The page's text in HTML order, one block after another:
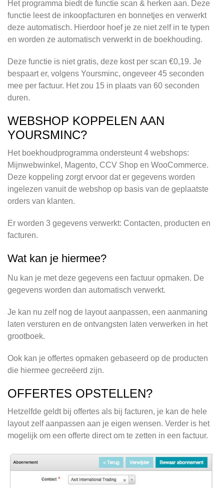
Het programma biedt de functie scan & herken aan. Deze
functie leest de inkoopfacturen en bonnetjes en verwerkt
deze automatisch. Hierdoor hoef je ze niet zelf in te typen
en worden ze automatisch verwerkt in de boekhouding.
Deze functie is niet gratis, deze kost per scan €0,19. Je
bespaart er, volgens Yoursminc, ongeveer 45 seconden
mee per factuur. Het zou 15 in plaats van 60 seconden
duren.
WEBSHOP KOPPELEN AAN
YOURSMINC?
Het boekhoudprogramma ondersteunt 4 webshops:
Mijnwebwinkel, Magento, CCV Shop en WooCommerce.
Deze koppeling zorgt ervoor dat er gegevens worden
ingelezen vanuit de webshop op basis van de geplaatste
orders van klanten.
Er worden 3 gegevens verwerkt: Contacten, producten en
facturen.
Wat kan je hiermee?
Nu kan je met deze gegevens een factuur opmaken. De
gegevens worden dan automatisch verwerkt.
Je kan nu zelf nog de layout aanpassen, een aanmaning
laten versturen en de ontvangsten laten verwerken in het
grootboek.
Ook kan je offertes opmaken gebaseerd op de producten
die hiermee gecreëerd zijn.
OFFERTES OPSTELLEN?
Hetzelfde geldt bij offertes als bij facturen, je kan de hele
layout zelf aanpassen aan je eigen wensen. Verder is het
mogelijk om een offerte direct om te zetten in een factuur.